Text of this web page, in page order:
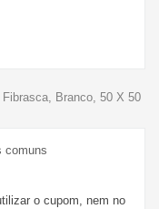
Branco, 50 X 50
comuns
o cupom, nem no